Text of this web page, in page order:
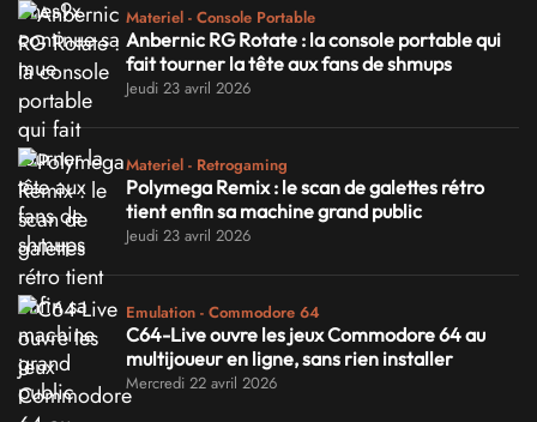
Materiel - Console Portable
Anbernic RG Rotate : la console portable qui
fait tourner la tête aux fans de shmups
Jeudi 23 avril 2026
Materiel - Retrogaming
Polymega Remix : le scan de galettes rétro
tient enfin sa machine grand public
Jeudi 23 avril 2026
Emulation - Commodore 64
C64-Live ouvre les jeux Commodore 64 au
multijoueur en ligne, sans rien installer
Mercredi 22 avril 2026